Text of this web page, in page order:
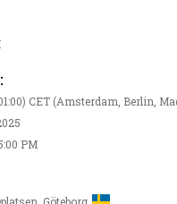
CET (Amsterdam, Berlin,
PM
Göteborg